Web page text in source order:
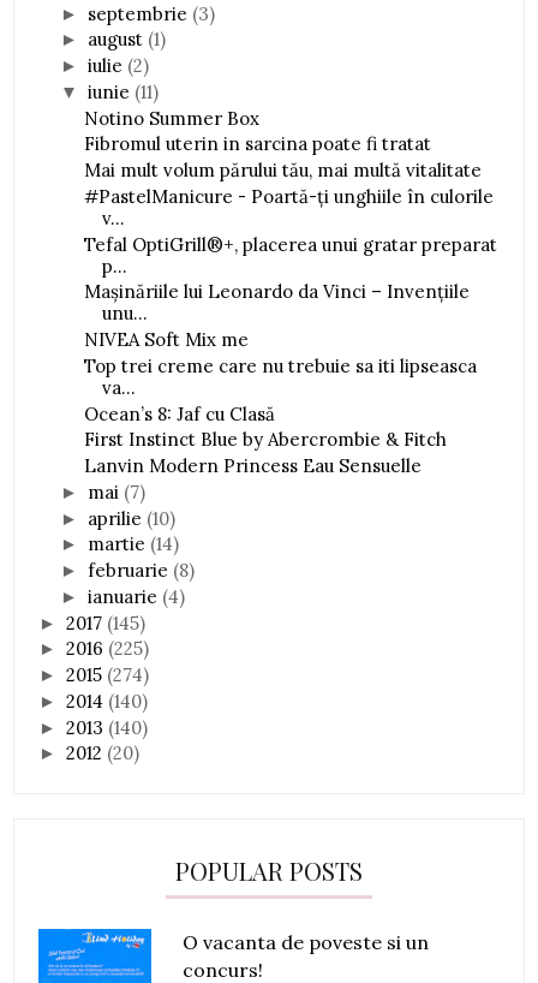
► septembrie (3)
► august (1)
►iulie (2)
▼iunie (11)
Notino Summer Box
Fibromul uterin in sarcina poate fi tratat
Mai mult volum părului tău, mai multă vitalitate
#PastelManicure - Poartă-ți unghiile în culorile
v...
Tefal OptiGrill®+, placerea unui gratar preparat
p...
Mașinăriile lui Leonardo da Vinci – Invențiile
unu...
NIVEA Soft Mix me
Top trei creme care nu trebuie sa iti lipseasca
va...
Ocean’s 8: Jaf cu Clasă
First Instinct Blue by Abercrombie & Fitch
Lanvin Modern Princess Eau Sensuelle
► mai (7)
► aprilie (10)
► martie (14)
►februarie (8)
►ianuarie (4)
►2017 (145)
►2016 (225)
►2015 (274)
►2014 (140)
►2013 (140)
►2012 (20)
POPULAR POSTS
O vacanta de poveste si un
concurs!